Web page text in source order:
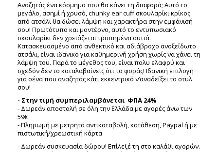
Αναζητάς ένα κόσμημα που θα κάνει τη διαφορά; Αυτό το
μεγάλο, ασημί ή χρυσό, chunky ear cuff σκουλαρίκι κρίκος
από ατσάλι θα δώσει λάμψη και χαρακτήρα στην εμφάνισή
σου! Πρωτότυπο και μοντέρνο, αυτό το εντυπωσιακό
σκουλαρίκι δεν χρειάζεται τρυπημένα αυτιά.
Κατασκευασμένο από ανθεκτικό και αδιάβροχο ανοξείδωτο
ατσάλι, είναι ιδανικο για καθημερινή χρήση χωρίς να χάνει τη
λάμψη του. Παρά το μέγεθος του, είναι πολυ ελαφρύ και
σχεδόν δεν το καταλαβαίνεις ότι το φοράς! Ιδανική επιλογή
για σένα που αναζητάς κάτι εκκεντρικό ν’αναδείξει το στυλ
σου!
- Στην τιμή συμπεριλαμβάνεται ΦΠΑ 24%
- Δωρεάν αποστολή σε όλη την Ελλάδα με αγορές άνω των
59€
- Πληρωμή με μετρητά αντικαταβολή, κατάθεση, Paypal ή με
πιστωτική/χρεωστική κάρτα
- Δωρεάν συσκευασία δώρου! Επίλεξέ τη στο καλάθι αγορών.